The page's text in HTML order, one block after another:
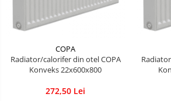
Radiatoare/Calorifere din otel
PURMO
Calorifer din otel GOBE
Radiator otel AIRFEL
KERMI COMPACT
COPA
Radiator/calorifer din otel COPA
Konveks 22x600x800
272,50 Lei